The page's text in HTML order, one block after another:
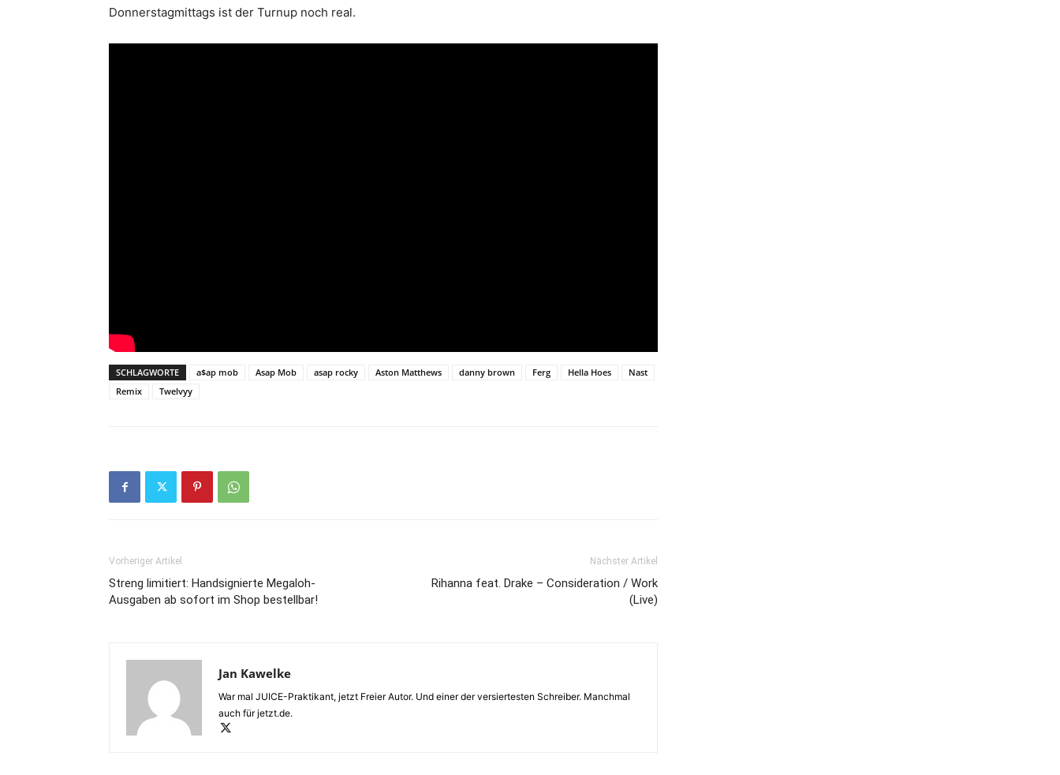
Donnerstagmittags ist der Turnup noch real.
SCHLAGWORTE a$ap mob Asap Mob asap rocky Aston Matthews danny brown Ferg Hella Hoes
Nast
Remix
Twelvyy
Vorheriger Artikel
Streng limitiert: Handsignierte Megaloh-
Ausgaben ab sofort im Shop bestellbar!
Nächster Artikel
Rihanna feat. Drake – Consideration / Work
(Live)
Jan Kawelke
War mal JUICE-Praktikant, jetzt Freier Autor. Und einer der versiertesten Schreiber. Manchmal
auch für jetzt.de.